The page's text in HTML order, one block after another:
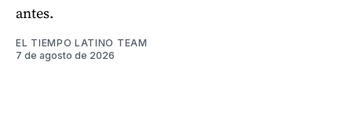
antes.
EL TIEMPO LATINO TEAM
7 de agosto de 2026